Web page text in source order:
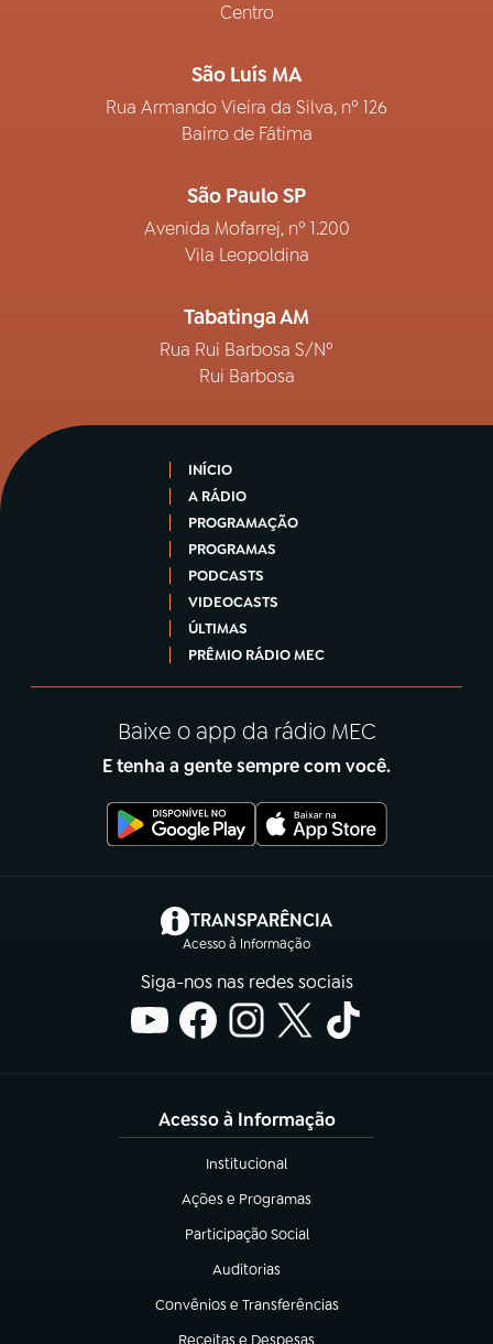
Centro
São Luís MA
Rua Armando Vieira da Silva, nº 126
Bairro de Fátima
São Paulo SP
Avenida Mofarrej, nº 1.200
Vila Leopoldina
Tabatinga AM
Rua Rui Barbosa S/Nº
Rui Barbosa
INÍCIO
A RÁDIO
PROGRAMAÇÃO
PROGRAMAS
PODCASTS
VIDEOCASTS
ÚLTIMAS
PRÊMIO RÁDIO MEC
Baixe o app da rádio MEC
E tenha a gente sempre com você.
TRANSPARÊNCIA
Acesso à Informação
(abre em nova aba)
Siga-nos nas redes sociais
Acesso à Informação
Institucional
(abre em nova aba)
Ações e Programas
(abre em nova aba)
Participação Social
(abre em nova aba)
Auditorias
(abre em nova aba)
Convênios e Transferências
(abre em nova aba)